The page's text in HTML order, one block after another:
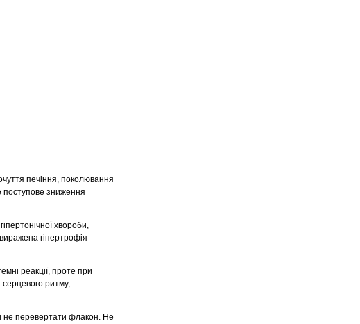
печіння, поколювання
поступове зниження
хвороби,
гіпертрофія
реакції, проте при
ритму,
не перевертати флакон. Не